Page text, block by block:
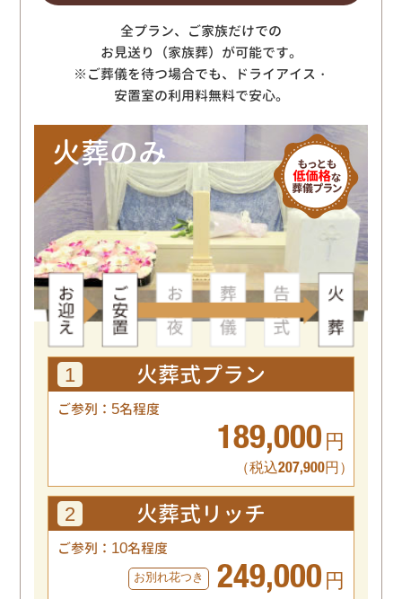
全プラン、ご家族だけでの
お見送り（家族葬）が可能です。
※ご葬儀を待つ場合でも、ドライアイス・
安置室の利用料無料で安心。
火葬のみ
1 火葬式プラン
ご参列： 5名程度
189,000 円
（税込207,900円）
2 火葬式リッチ
ご参列： 10名程度
お別れ花つき 249,000 円